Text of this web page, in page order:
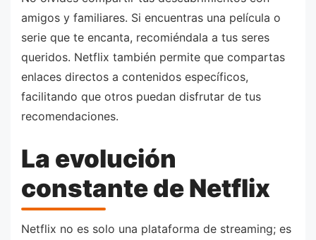
amigos y familiares. Si encuentras una película o
serie que te encanta, recomiéndala a tus seres
queridos. Netflix también permite que compartas
enlaces directos a contenidos específicos,
facilitando que otros puedan disfrutar de tus
recomendaciones.
La evolución
constante de Netflix
Netflix no es solo una plataforma de streaming; es